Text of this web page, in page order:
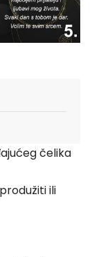
čelika
ili